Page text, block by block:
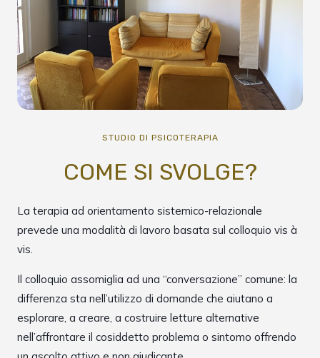
STUDIO DI PSICOTERAPIA
COME SI SVOLGE?
La terapia ad orientamento sistemico-relazionale
prevede una modalità di lavoro basata sul colloquio vis à
vis.
Il colloquio assomiglia ad una “conversazione” comune: la
differenza sta nell’utilizzo di domande che aiutano a
esplorare, a creare, a costruire letture alternative
nell’affrontare il cosiddetto problema o sintomo offrendo